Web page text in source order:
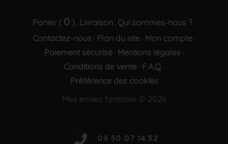
Panier ( 0 ) . Livraison . Qui sommes-nous ? .
Contactez-nous · Plan du site· Mon compte·
Paiement sécurisé· Mentions légales ·
Conditions de vente · F.A.Q ·
Préférence des cookies
Mes envies fantaisie © 2026